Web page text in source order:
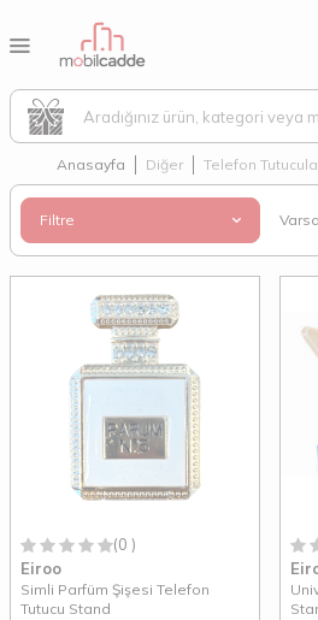
Anasayfa Diğer Telefon
Filtre
(0 )
Eiroo
Simli Parfüm Şişesi Telefon
Tutucu Stand